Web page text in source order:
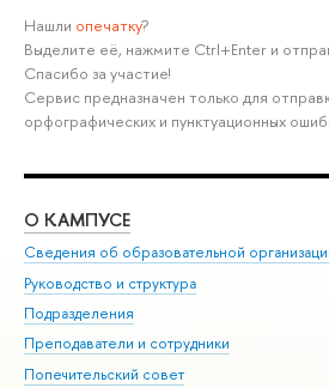
Нашли опечатку?
Выделите её, нажмите Ctrl+Enter и
Спасибо за участие!
Сервис предназначен только для
орфографических и пунктуационных
О КАМПУСЕ
Сведения об образовательной
Руководство и структура
Подразделения
Преподаватели и сотрудники
Попечительский совет